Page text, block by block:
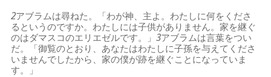
2アブラムは尋ねた。「わが神、主よ。わたしに何をくださ
るというのですか。わたしには子供がありません。家を継ぐ
のはダマスコのエリエゼルです。」3アブラムは言葉をつい
だ。「御覧のとおり、あなたはわたしに子孫を与えてくださ
いませんでしたから、家の僕が跡を継ぐことになっていま
す。」